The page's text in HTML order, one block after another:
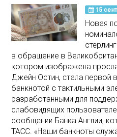
15
Новая
в обращение в
котором изображена
Джейн Остин, стала первой
банкнотой с тактильными
разработанными для
слабовидящих
сообщении Банка Англии,
ТАСС. «Наши банкноты